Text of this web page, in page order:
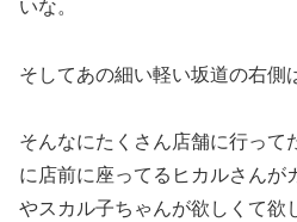
いな。
そしてあの細い軽い坂道の右側
そんなにたくさん店舗に行って
に店前に座ってるヒカルさんが
やスカル子ちゃんが欲しくて欲